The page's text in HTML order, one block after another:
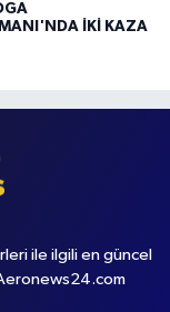
İKİ KAZA
ile ilgili en güncel